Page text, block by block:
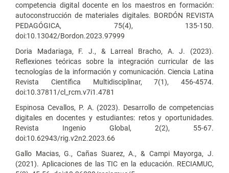
competencia digital docente en los maestros en formación:
autoconstrucción de materiales digitales. BORDÓN REVISTA
PEDAGÓGICA, 75(4), 135-150.
doi:10.13042/Bordon.2023.97999
Doria Madariaga, F. J., & Larreal Bracho, A. J. (2023).
Reflexiones teóricas sobre la integración curricular de las
tecnologías de la información y comunicación. Ciencia Latina
Revista Científica Multidisciplinar, 7(1), 456-4574.
doi:10.37811/cl_rcm.v7i1.4781
Espinosa Cevallos, P. A. (2023). Desarrollo de competencias
digitales en docentes y estudiantes: retos y oportunidades.
Revista Ingenio Global, 2(2), 55-67.
doi:10.62943/rig.v2n2.2023.66
Gallo Macias, G., Cañas Suarez, A., & Campi Mayorga, J.
(2021). Aplicaciones de las TIC en la educación. RECIAMUC,